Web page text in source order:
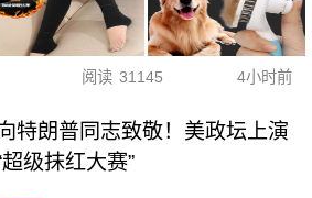
阅读 31145 4小时前
特朗普同志致敬！美政坛上演
超级抹红大赛”